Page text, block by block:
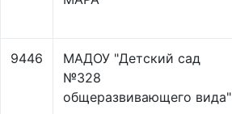
9446
МАДОУ "Детский сад
№328
общеразвивающего вида"